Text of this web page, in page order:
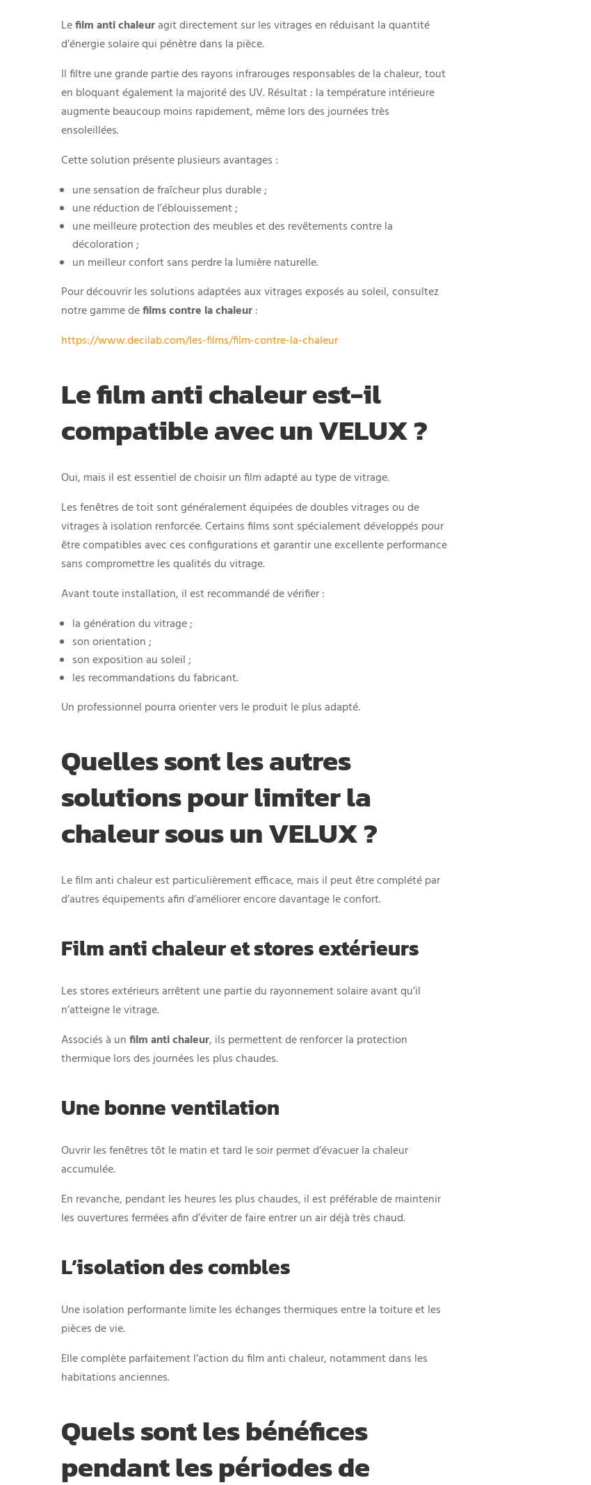
Lefilm anti chaleuragit directement sur les vitrages en réduisant la quantité
d’énergie solaire qui pénètre dans la pièce.
Il filtre une grande partie des rayons infrarouges responsables de la chaleur, tout
en bloquant également la majorité des UV. Résultat : la température intérieure
augmente beaucoup moins rapidement, même lors des journées très
ensoleillées.
Cette solution présente plusieurs avantages :
une sensation de fraîcheur plus durable ;
une réduction de l’éblouissement ;
une meilleure protection des meubles et des revêtements contre la
décoloration ;
un meilleur confort sans perdre la lumière naturelle.
Pour découvrir les solutions adaptées aux vitrages exposés au soleil, consultez
notre gamme defilms contre la chaleur:
https://www.decilab.com/les-films/film-contre-la-chaleur
Le film anti chaleur est-il
compatible avec un VELUX ?
Oui, mais il est essentiel de choisir un film adapté au type de vitrage.
Les fenêtres de toit sont généralement équipées de doubles vitrages ou de
vitrages à isolation renforcée. Certains films sont spécialement développés pour
être compatibles avec ces configurations et garantir une excellente performance
sans compromettre les qualités du vitrage.
Avant toute installation, il est recommandé de vérifier :
la génération du vitrage ;
son orientation ;
son exposition au soleil ;
les recommandations du fabricant.
Un professionnel pourra orienter vers le produit le plus adapté.
Quelles sont les autres
solutions pour limiter la
chaleur sous un VELUX ?
Le film anti chaleur est particulièrement efficace, mais il peut être complété par
d’autres équipements afin d’améliorer encore davantage le confort.
Film anti chaleur et stores extérieurs
Les stores extérieurs arrêtent une partie du rayonnement solaire avant qu’il
n’atteigne le vitrage.
Associés à unfilm anti chaleur, ils permettent de renforcer la protection
thermique lors des journées les plus chaudes.
Une bonne ventilation
Ouvrir les fenêtres tôt le matin et tard le soir permet d’évacuer la chaleur
accumulée.
En revanche, pendant les heures les plus chaudes, il est préférable de maintenir
les ouvertures fermées afin d’éviter de faire entrer un air déjà très chaud.
L’isolation des combles
Une isolation performante limite les échanges thermiques entre la toiture et les
pièces de vie.
Elle complète parfaitement l’action du film anti chaleur, notamment dans les
habitations anciennes.
Quels sont les bénéfices
pendant les périodes de